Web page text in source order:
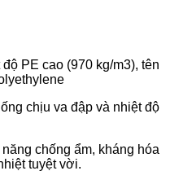
PE cao (970 kg/m3), tên
chịu va đập và nhiệt độ
chống ẩm, kháng hóa
tuyệt vời.